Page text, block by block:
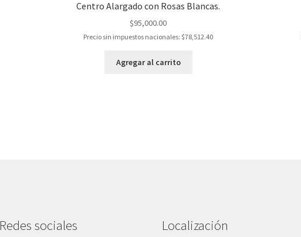
Centro Alargado con Rosas Blancas.
$95,000.00
Precio sin impuestos nacionales: $78,512.40
Agregar al carrito
Redes sociales Localización